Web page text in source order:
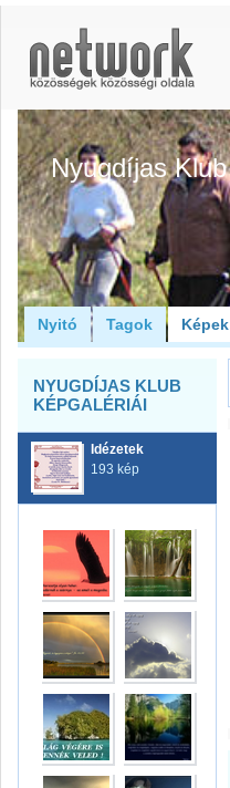
Nyugdíjas Klub
Nyitó Tagok Képek
NYUGDÍJAS KLUB
KÉPGALÉRIÁI
Idézetek
193 kép